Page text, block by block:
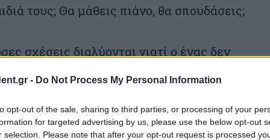
- Do Not Process My Personal Information
opt-out of the sale, sharing to third parties, or processing of your
for targeted advertising by us, please use the below opt-out
selection. Please note that after your opt-out request is processed
τους; Θα μάθεις πιάνο, θα σπουδάσεις;
σχέσεις διαλύονται γιατί ο ένας δεν
του άλλου και ξεκινάει η προσπάθεια
η αποδοχή της επιλογής μας που πήγε;
ίδιους για κάποιον που θελήσαμε να